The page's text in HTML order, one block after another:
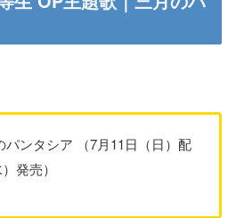
パンタシア （7月11日（日）配
発売）